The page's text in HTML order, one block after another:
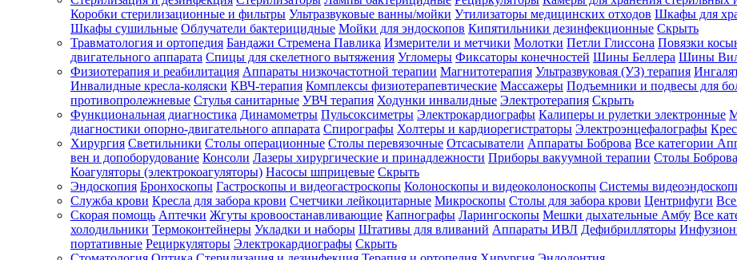
Зарегистрироваться
Зачем
регистрироваться?
Все
покупки
в
одном
месте
Личный
менеджер
Коробки стерилизационные и фильтры Ультразвуковые ванны/мойки Утилизаторы медицинских отходов Шкафы для
Шкафы сушильные Облучатели бактерицидные Мойки для эндоскопов Кипятильники дезинфекционные Скрыть
Травматология и ортопедия Бандажи Стремена Павлика Измерители и метчики Молотки Петли Глиссона Повязки
двигательного аппарата Спицы для скелетного вытяжения Угломеры Фиксаторы конечностей Шины Беллера Шины
Физиотерапия и реабилитация Аппараты низкочастотной терапии Магнитотерапия Ультразвуковая (УЗ) терапия
Инвалидные кресла-коляски КВЧ-терапия Комплексы физиотерапевтические Массажеры Подъемники и подвесы для
противопролежневые Стулья санитарные УВЧ терапия Ходунки инвалидные Электротерапия Скрыть
Функциональная диагностика Динамометры Пульсоксиметры Электрокардиографы Калиперы и рулетки электронные
диагностики опорно-двигательного аппарата Спирографы Холтеры и кардиорегистраторы Электроэнцефалографы
Хирургия Светильники Столы операционные Столы перевязочные Отсасыватели Аппараты Боброва Все категории
вен и допоборудование Консоли Лазеры хирургические и принадлежности Приборы вакуумной терапии Столы Боброва
Коагуляторы (электрокоагуляторы) Насосы шприцевые Скрыть
Эндоскопия Бронхоскопы Гастроскопы и видеогастроскопы Колоноскопы и видеоколоноскопы Системы
Служба крови Кресла для забора крови Счетчики лейкоцитарные Микроскопы Столы для забора крови Центрифуги
Скорая помощь Аптечки Жгуты кровоостанавливающие Капнографы Ларингоскопы Мешки дыхательные Амбу Все
холодильники Термоконтейнеры Укладки и наборы Штативы для вливаний Аппараты ИВЛ Дефибрилляторы
портативные Рециркуляторы Электрокардиографы Скрыть